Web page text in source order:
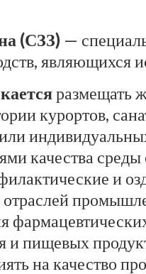
(СЗЗ) —
являющихся
размещать
курортов,
качества
и
отраслей
и пищевых
на качество